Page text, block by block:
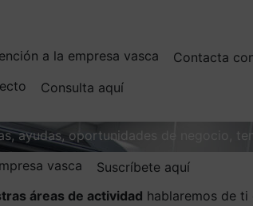
a la empresa vasca
Contacta
Consulta aquí
ayudas, oportunidades de negocio,
vasca
Suscríbete aquí
áreas de actividad hablaremos de ti